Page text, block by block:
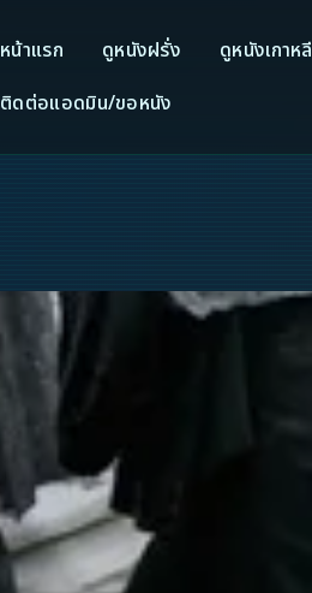
หน้าแรก ดูหนังฝรั่ง ดูหนังเกาหลี
ติดต่อแอดมิน/ขอหนัง